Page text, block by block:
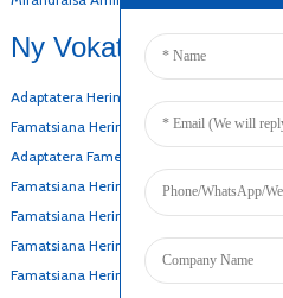
Ny Vokatray
Adaptatera Herinaratra Ho An'ny Birao
Famatsiana Herinaratra AC DC
Adaptatera Fametrahana Rindrina
Famatsiana Herinaratra Misokatra
Famatsiana Herinaratra Manify Dia Manify
Famatsiana Herinaratra Manify
Famatsiana Herinaratra Ho An'ny Bateria